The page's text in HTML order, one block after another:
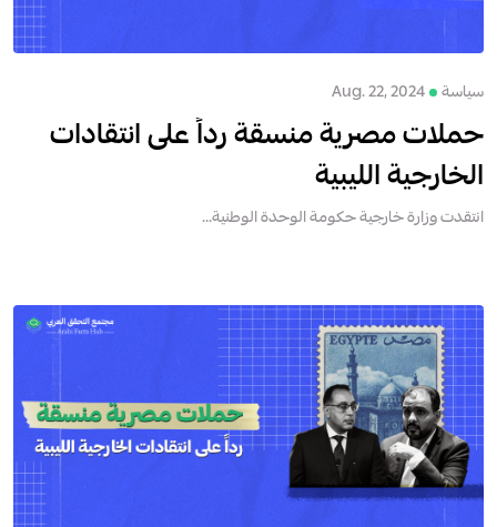
سياسة Aug. 22, 2024
حملات مصرية منسقة رداً على انتقادات
الخارجية الليبية
انتقدت وزارة خارجية حكومة الوحدة الوطنية...